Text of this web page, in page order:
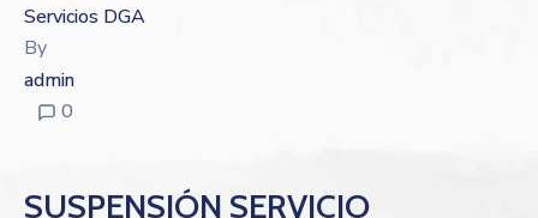
Servicios DGA
By
admin
0
SUSPENSIÓN SERVICIO